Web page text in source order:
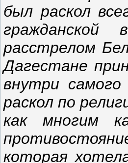
был раскол
расстрелом
Дагестане
внутри
раскол по
как многим
которая